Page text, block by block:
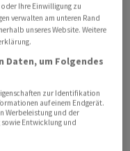
soll ein
In den Stunden vor
problemlos über
Verkehrsexperten
Verkehrslage.
Ihre Einwilligung zu
verwalten am unteren Rand
unseres Website. Weitere
Daten, um Folgendes
zur Identifikation
auf einem Endgerät.
Werbeleistung und der
Entwicklung und